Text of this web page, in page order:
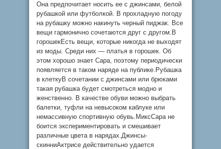
Она предпочитает носить ее с джинсами, белой
рубашкой или футболкой. В прохладную погоду
на рубашку можно накинуть черный пиджак. Все
вещи гармонично сочетаются друг с другом.В
горошекЕсть вещи, которые никогда не выходят
из моды. Среди них — платья в горошек. Об
этом хорошо знает Сара, поэтому периодически
появляется в таком наряде на публике.Рубашка
в клеткуВ сочетании с джинсами или брюками
такая рубашка будет смотреться модно и
женственно. В качестве обуви можно выбрать
балетки, туфли на невысоком каблуке или
немассивную спортивную обувь.МиксСара не
боится экспериментировать и смешивает
различные цвета в нарядах.Джинсы-
скинниАктрисе действительно удается